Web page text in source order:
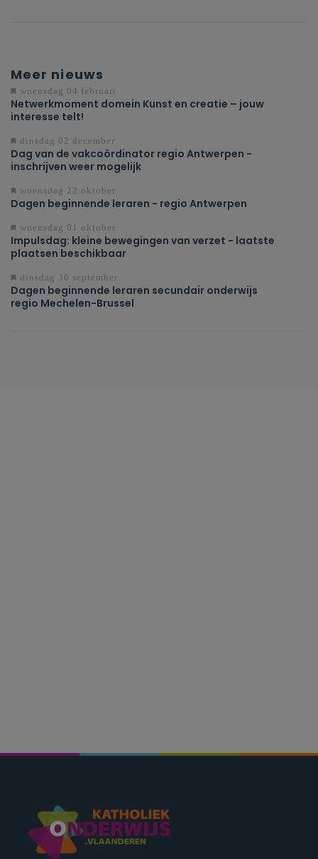
Meer nieuws
woensdag 04 februari
Netwerkmoment domein Kunst en creatie – jouw
interesse telt!
dinsdag 02 december
Dag van de vakcoördinator regio Antwerpen -
inschrijven weer mogelijk
woensdag 22 oktober
Dagen beginnende leraren - regio Antwerpen
woensdag 01 oktober
Impulsdag: kleine bewegingen van verzet - laatste
plaatsen beschikbaar
dinsdag 30 september
Dagen beginnende leraren secundair onderwijs
regio Mechelen-Brussel